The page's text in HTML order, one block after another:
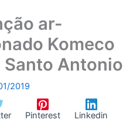
ar-
Komeco
Santo Antonio
2019
Pinterest Linkedin